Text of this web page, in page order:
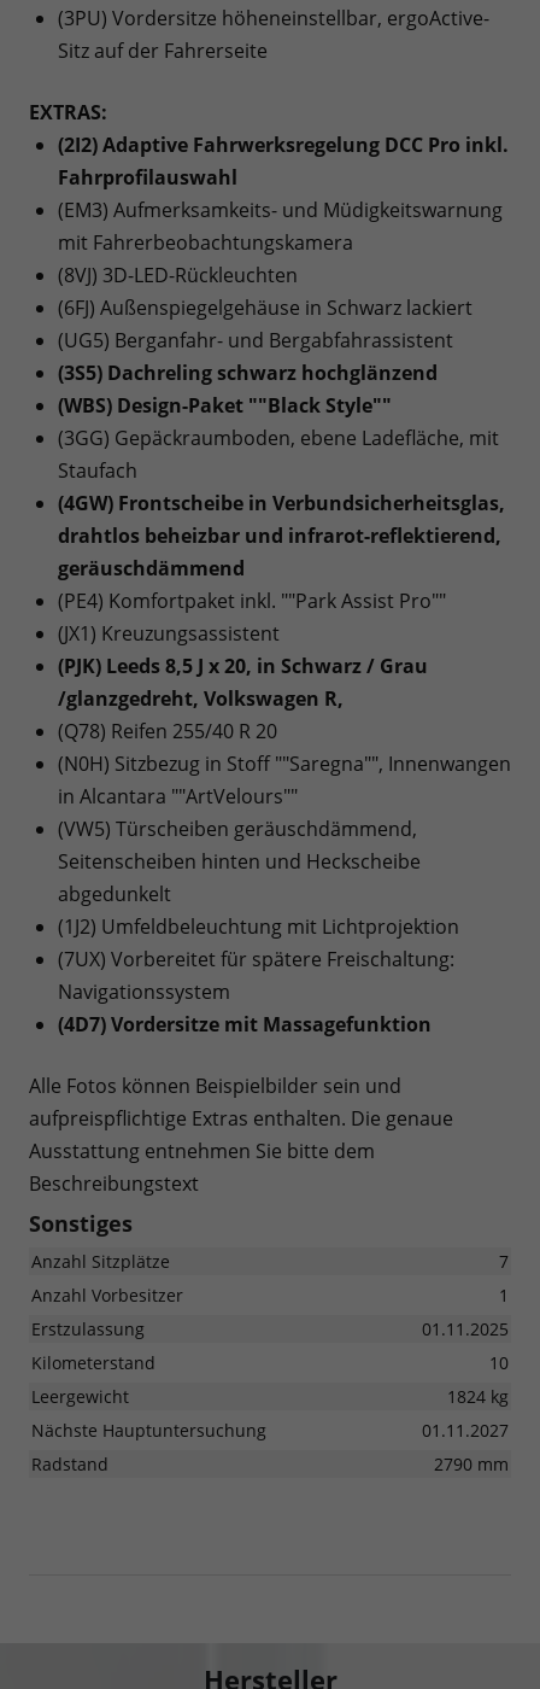
(3PU) Vordersitze höheneinstellbar, ergoActive-
Sitz auf der Fahrerseite
EXTRAS:
(2I2) Adaptive Fahrwerksregelung DCC Pro inkl.
Fahrprofilauswahl
(EM3) Aufmerksamkeits- und Müdigkeitswarnung
mit Fahrerbeobachtungskamera
(8VJ) 3D-LED-Rückleuchten
(6FJ) Außenspiegelgehäuse in Schwarz lackiert
(UG5) Berganfahr- und Bergabfahrassistent
(3S5) Dachreling schwarz hochglänzend
(WBS) Design-Paket ""Black Style""
(3GG) Gepäckraumboden, ebene Ladefläche, mit
Staufach
(4GW) Frontscheibe in Verbundsicherheitsglas,
drahtlos beheizbar und infrarot-reflektierend,
geräuschdämmend
(PE4) Komfortpaket inkl. ""Park Assist Pro""
(JX1) Kreuzungsassistent
(PJK) Leeds 8,5 J x 20, in Schwarz / Grau
/glanzgedreht, Volkswagen R,
(Q78) Reifen 255/40 R 20
(N0H) Sitzbezug in Stoff ""Saregna"", Innenwangen
in Alcantara ""ArtVelours""
(VW5) Türscheiben geräuschdämmend,
Seitenscheiben hinten und Heckscheibe
abgedunkelt
(1J2) Umfeldbeleuchtung mit Lichtprojektion
(7UX) Vorbereitet für spätere Freischaltung:
Navigationssystem
(4D7) Vordersitze mit Massagefunktion
Alle Fotos können Beispielbilder sein und
aufpreispflichtige Extras enthalten. Die genaue
Ausstattung entnehmen Sie bitte dem
Beschreibungstext
Sonstiges
Anzahl Sitzplätze
7
Anzahl Vorbesitzer
1
Erstzulassung
01.11.2025
Kilometerstand
10
Leergewicht
1824 kg
Nächste Hauptuntersuchung
01.11.2027
Radstand
2790 mm
Hersteller